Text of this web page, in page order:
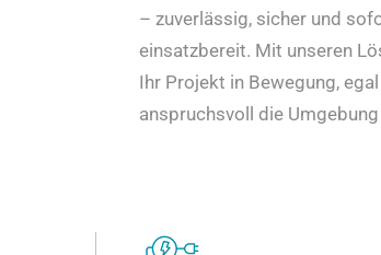
– zuverlässig, sicher und
einsatzbereit. Mit unseren
Ihr Projekt in Bewegung,
anspruchsvoll die